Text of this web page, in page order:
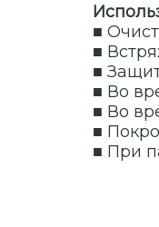
■
■
■
■ Во
■ Во
■
■ При